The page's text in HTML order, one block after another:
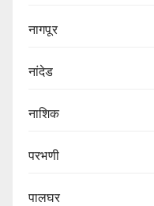
नागपूर
नांदेड
नाशिक
परभणी
पालघर